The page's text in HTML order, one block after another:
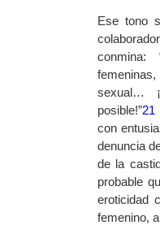
Ese tono
conmina:
sexual…
posible!”21
con
denuncia
de la
probable
eroticidad
femenino,